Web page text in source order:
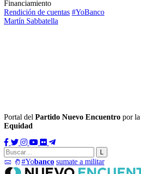
Financiamiento
Rendición de cuentas #YoBanco
Martín Sabbatella
Portal del Partido Nuevo Encuentro por la
Equidad
#Yobanco sumate a militar